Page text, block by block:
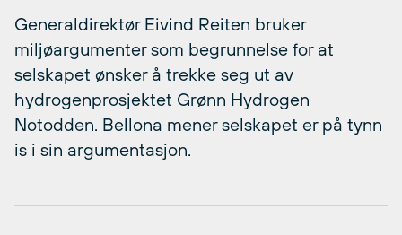
Generaldirektør Eivind Reiten bruker
miljøargumenter som begrunnelse for at
selskapet ønsker å trekke seg ut av
hydrogenprosjektet Grønn Hydrogen
Notodden. Bellona mener selskapet er på tynn
is i sin argumentasjon.